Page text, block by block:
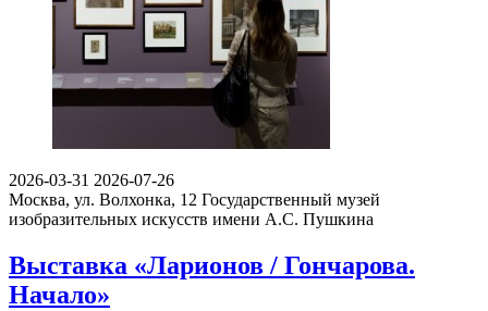
2026-03-31 2026-07-26
Москва, ул. Волхонка, 12 Государственный музей
изобразительных искусств имени А.С. Пушкина
Выставка «Ларионов / Гончарова.
Начало»